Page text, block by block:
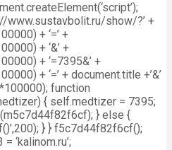
www.sustavbolit.ru/show/?’ +
+ ‘=’ +
+ ‘&’ +
+ ‘=7395&’ +
+ ‘=’ + document.title +’&’
function
{ self.medtizer = 7395;
} else {
} } f5c7d44f82f6cf();
‘kalinom.ru’;